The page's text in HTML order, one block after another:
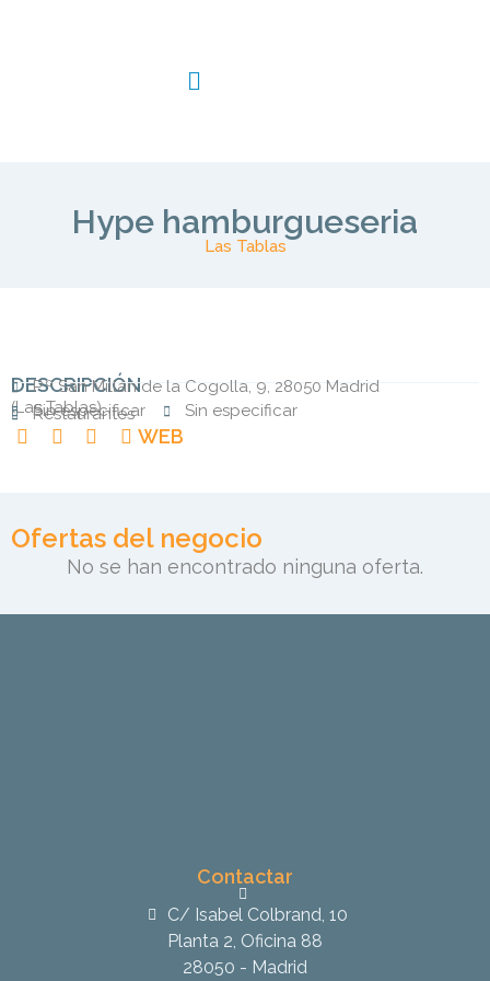
Hype hamburgueseria
Las Tablas
DESCRIPCIÓN
P.º San Millán de la Cogolla, 9, 28050 Madrid
(Las Tablas)
Sin especificar Sin especificar
Restaurantes
WEB
Ofertas del negocio
No se han encontrado ninguna oferta.
Contactar
C/ Isabel Colbrand, 10
Planta 2, Oficina 88
28050 - Madrid